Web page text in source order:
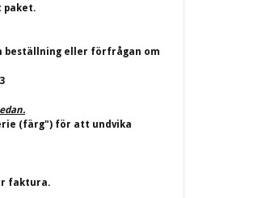
paket.
beställning eller förfrågan om
(färg") för att undvika
faktura.